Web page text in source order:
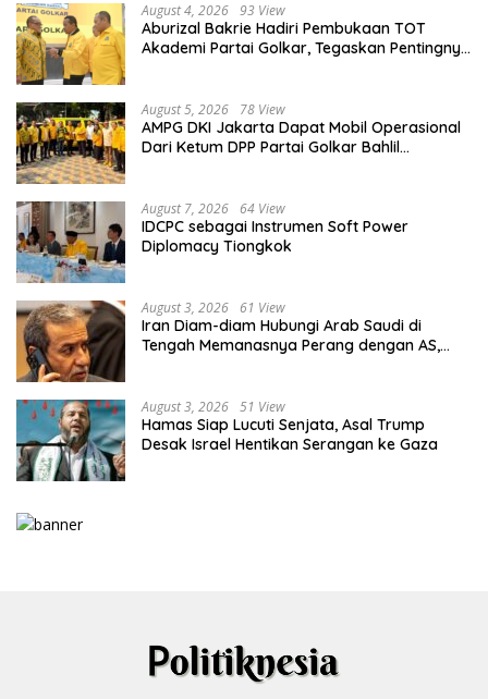
August 4, 2026 93 View
Aburizal Bakrie Hadiri Pembukaan TOT
Akademi Partai Golkar, Tegaskan Pentingnya
August 5, 2026 78 View
AMPG DKI Jakarta Dapat Mobil Operasional
Dari Ketum DPP Partai Golkar Bahlil
August 7, 2026 64 View
IDCPC sebagai Instrumen Soft Power
Diplomacy Tiongkok
August 3, 2026 61 View
Iran Diam-diam Hubungi Arab Saudi di
Tengah Memanasnya Perang dengan AS,
August 3, 2026 51 View
Hamas Siap Lucuti Senjata, Asal Trump
Desak Israel Hentikan Serangan ke Gaza